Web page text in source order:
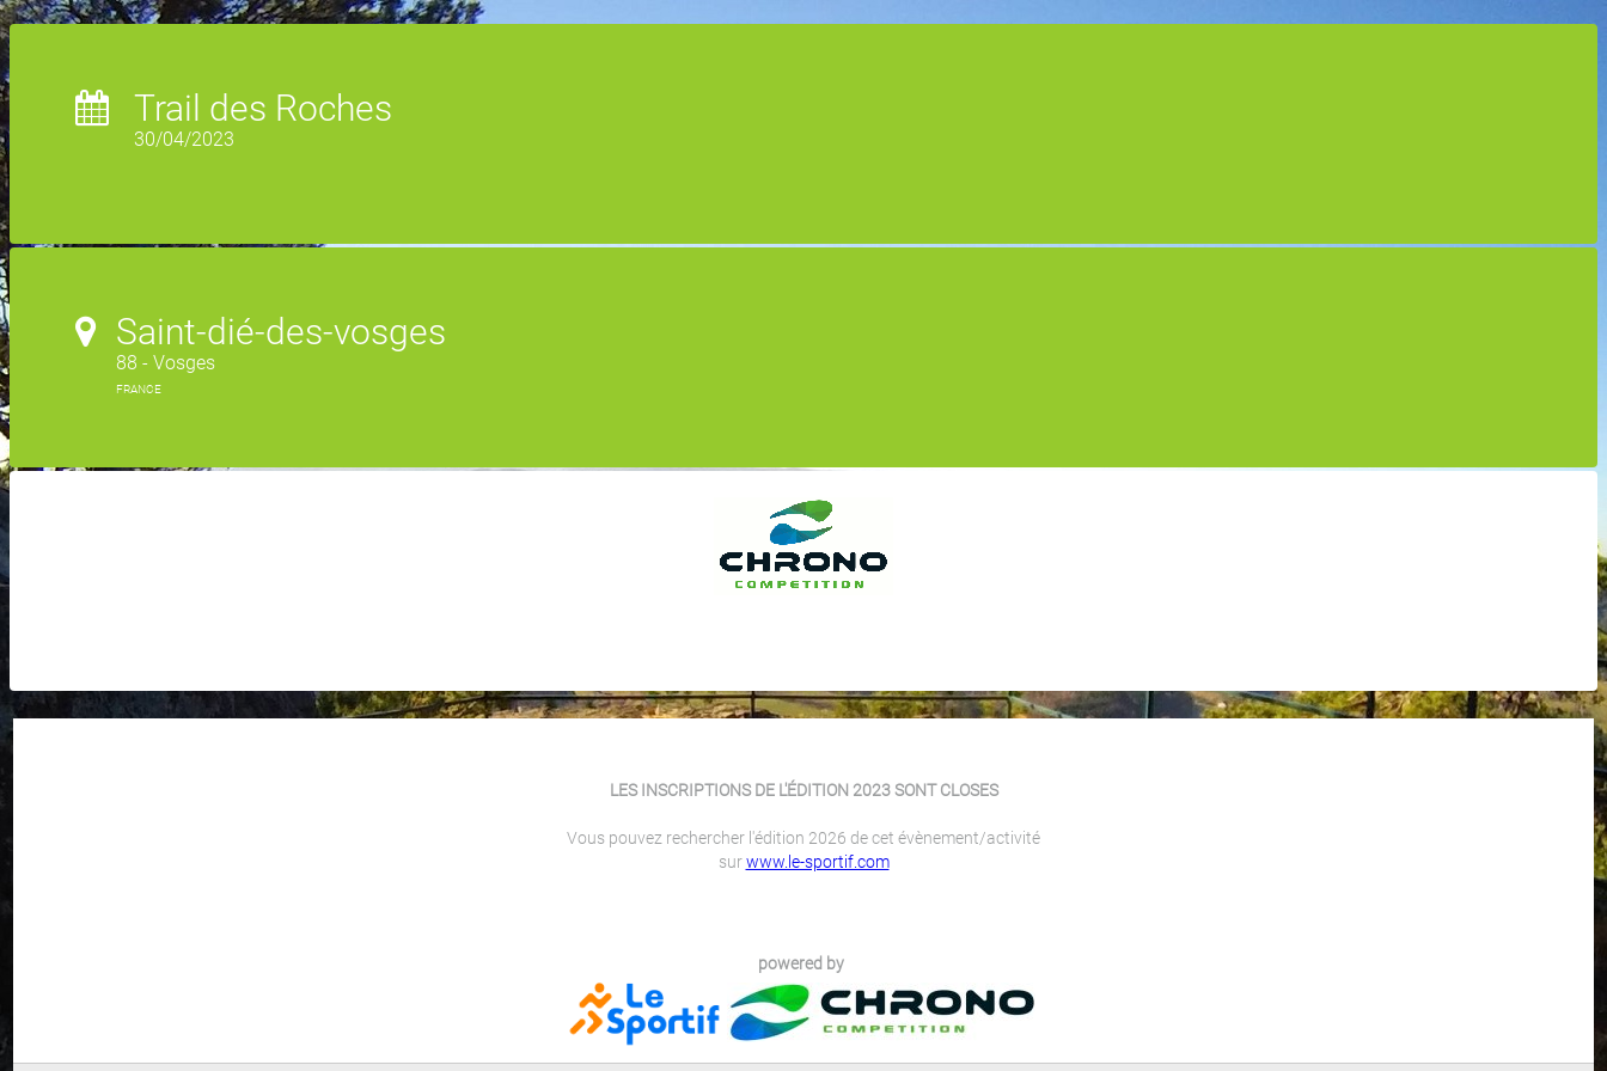
Trail des Roches
30/04/2023
Saint-dié-des-vosges
88 - Vosges
FRANCE
LES INSCRIPTIONS DE L'ÉDITION 2023 SONT CLOSES
Vous pouvez rechercher l'édition 2026 de cet évènement/activité
surwww.le-sportif.com
powered by